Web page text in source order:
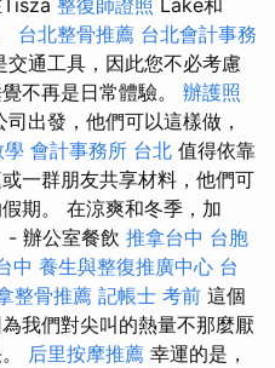
台北整骨推薦 台北會計事務
通工具，因此您不必考慮
不再是日常體驗。 辦護照
出發，他們可以這樣做，
學 會計事務所 台北 值得依靠
一群朋友共享材料，他們可
期。 在涼爽和冬季，加
- 辦公室餐飲 推拿台中 台胞
中 養生與整復推廣中心 台
整骨推薦 記帳士 考前 這個
我們對尖叫的熱量不那麼厭
后里按摩推薦 幸運的是，